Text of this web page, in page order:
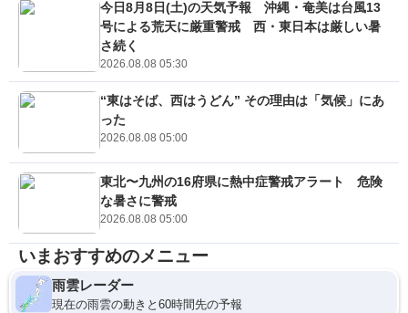
今日8月8日(土)の天気予報 沖縄・奄美は台風13
号による荒天に厳重警戒 西・東日本は厳しい暑
さ続く
2026.08.08 05:30
“東はそば、西はうどん” その理由は「気候」にあ
った
2026.08.08 05:00
東北〜九州の16府県に熱中症警戒アラート 危険
な暑さに警戒
2026.08.08 05:00
いまおすすめのメニュー
雨雲レーダー
現在の雨雲の動きと60時間先の予報